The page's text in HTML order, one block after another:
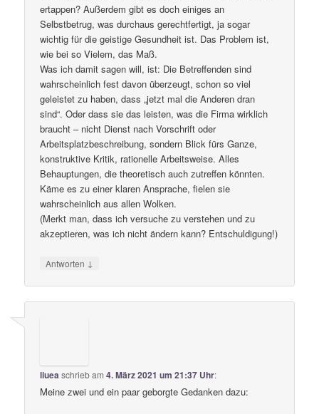
ertappen? Außerdem gibt es doch einiges an
Selbstbetrug, was durchaus gerechtfertigt, ja sogar
wichtig für die geistige Gesundheit ist. Das Problem ist,
wie bei so Vielem, das Maß.
Was ich damit sagen will, ist: Die Betreffenden sind
wahrscheinlich fest davon überzeugt, schon so viel
geleistet zu haben, dass „jetzt mal die Anderen dran
sind“. Oder dass sie das leisten, was die Firma wirklich
braucht – nicht Dienst nach Vorschrift oder
Arbeitsplatzbeschreibung, sondern Blick fürs Ganze,
konstruktive Kritik, rationelle Arbeitsweise. Alles
Behauptungen, die theoretisch auch zutreffen könnten.
Käme es zu einer klaren Ansprache, fielen sie
wahrscheinlich aus allen Wolken.
(Merkt man, dass ich versuche zu verstehen und zu
akzeptieren, was ich nicht ändern kann? Entschuldigung!)
Antworten ↓
liueaschriebam4. März 2021 um 21:37 Uhr:
Meine zwei und ein paar geborgte Gedanken dazu: